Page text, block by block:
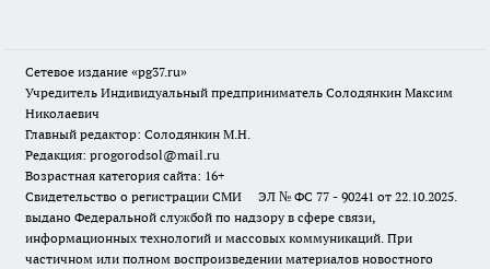
Сетевое издание «pg37.ru»
Учредитель Индивидуальный предприниматель Солодянкин Максим
Николаевич
Главный редактор: Солодянкин М.Н.
Редакция: progorodsol@mail.ru
Возрастная категория сайта: 16+
Свидетельство о регистрации СМИ ЭЛ № ФС 77 - 90241 от 22.10.2025.
выдано Федеральной службой по надзору в сфере связи,
информационных технологий и массовых коммуникаций. При
частичном или полном воспроизведении материалов новостного